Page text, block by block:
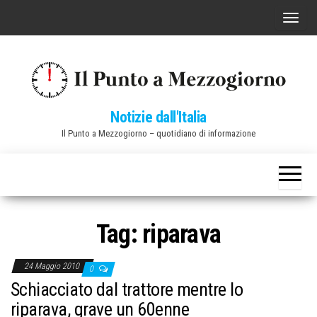
C
a
v
Notizie dall'Italia
Il Punto a Mezzogiorno – quotidiano di informazione
Tag: riparava
24 Maggio 2010 0
Schiacciato dal trattore mentre lo
riparava, grave un 60enne